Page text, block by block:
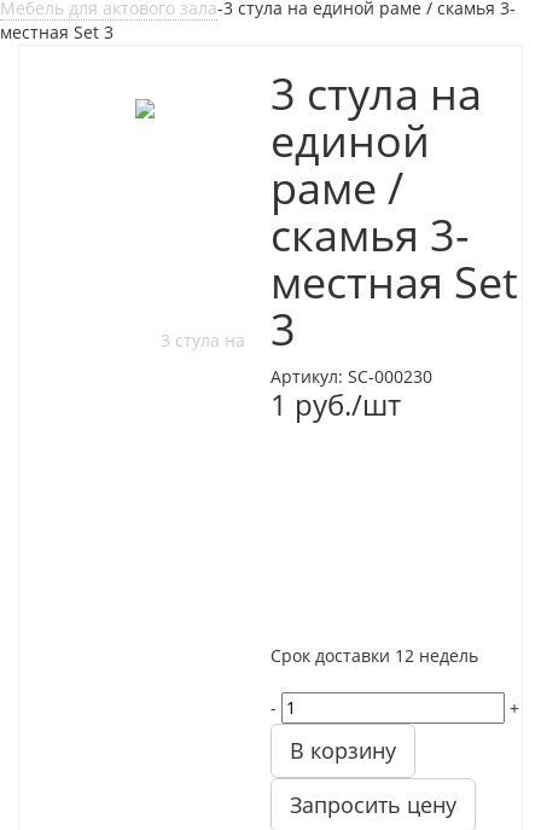
Мебель для актового зала-3 стула на единой раме / скамья 3-
местная Set 3
3 стула на
единой
раме /
скамья 3-
местная Set
3
Артикул: SC-000230
1 руб./шт
Срок доставки 12 недель
- +
В корзину
Запросить цену